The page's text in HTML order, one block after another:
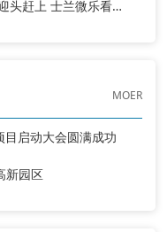
国内PD快充芯片公司已迎头赶上 士兰微乐看USB PD市场前景
MOER
目启动大会圆满成功
新园区